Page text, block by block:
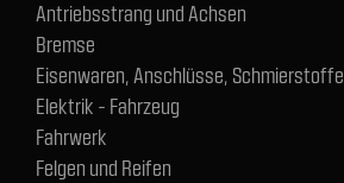
Antriebsstrang und Achsen
Bremse
Eisenwaren, Anschlüsse, Schmierstoffe
Elektrik - Fahrzeug
Fahrwerk
Felgen und Reifen